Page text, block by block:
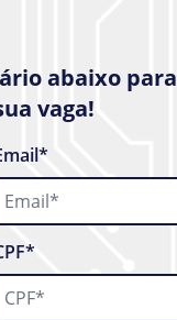
abaixo para
vaga!